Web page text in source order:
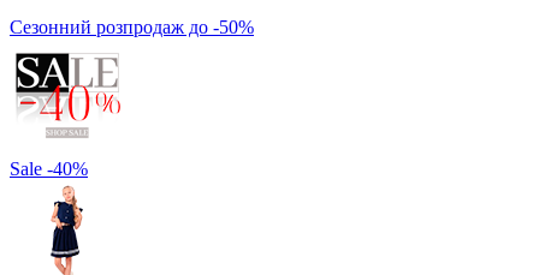
Сезонний розпродаж до -50%
Sale -40%